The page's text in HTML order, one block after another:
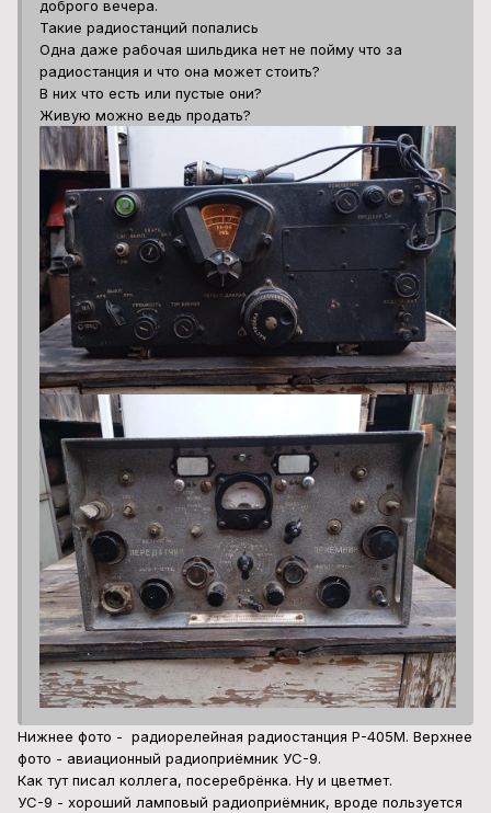
доброго вечера.
Такие радиостанций попались
Одна даже рабочая шильдика нет не пойму что за
радиостанция и что она может стоить?
В них что есть или пустые они?
Живую можно ведь продать?
Нижнее фото - радиорелейная радиостанция Р-405М. Верхнее
фото - авиационный радиоприёмник УС-9.
Как тут писал коллега, посеребрёнка. Ну и цветмет.
УС-9 - хороший ламповый радиоприёмник, вроде пользуется